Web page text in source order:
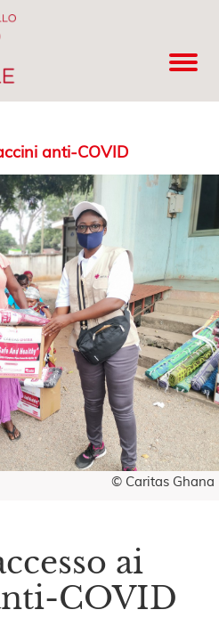
anti-COVID
© Caritas Ghana
ai
COVID